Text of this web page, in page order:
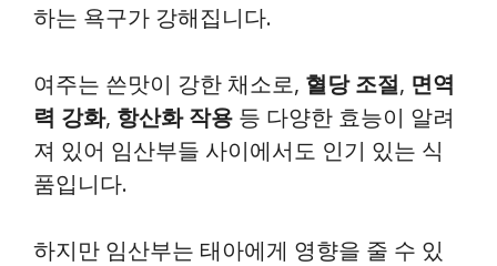
하는 욕구가 강해집니다.
여주는 쓴맛이 강한 채소로, 혈당 조절, 면역
력 강화, 항산화 작용 등 다양한 효능이 알려
져 있어 임산부들 사이에서도 인기 있는 식
품입니다.
하지만 임산부는 태아에게 영향을 줄 수 있